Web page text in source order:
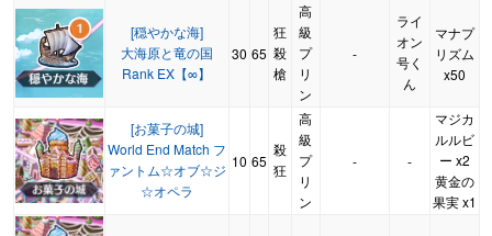
[穏やかな海]
大海原と竜の国
Rank EX【∞】
30 65
狂
殺
槍
高
級
プ
リ
ン
-
ライ
オン
号く
ん
マナプ
リズム
x50
[お菓子の城]
World End Match フ
ァントム☆オブ☆ジ
☆オペラ
10 65
殺
狂
高
級
プ
リ
ン
- -
マジカ
ルルビ
ー x2
黄金の
果実 x1